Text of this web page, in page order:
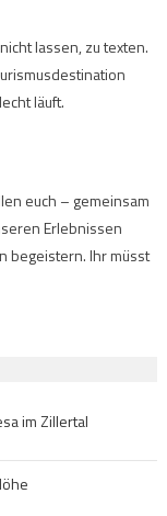
lassen, zu texten.
läuft.
euch – gemeinsam
Erlebnissen
begeistern. Ihr müsst
im Zillertal